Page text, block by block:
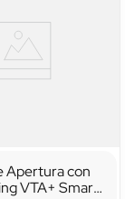
Apertura con
VTA+ Smart